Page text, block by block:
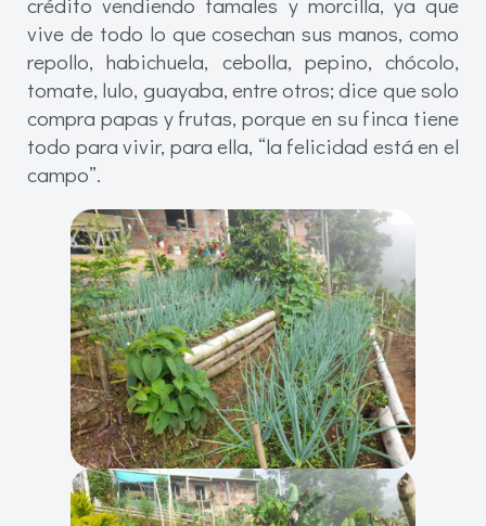
vive de todo lo que cosechan sus manos, como
repollo, habichuela, cebolla, pepino, chócolo,
tomate, lulo, guayaba, entre otros; dice que solo
compra papas y frutas, porque en su finca tiene
todo para vivir, para ella, “la felicidad está en el
campo”.